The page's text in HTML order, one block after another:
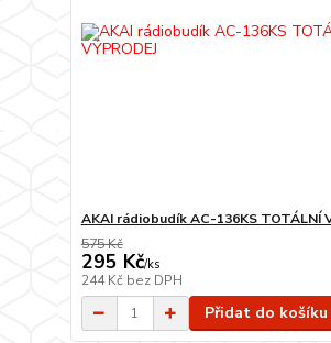
AKAI rádiobudík AC-136KS TOTÁLNÍ
575 Kč
295 Kč/ks
244 Kč bez DPH
Přidat do košíku